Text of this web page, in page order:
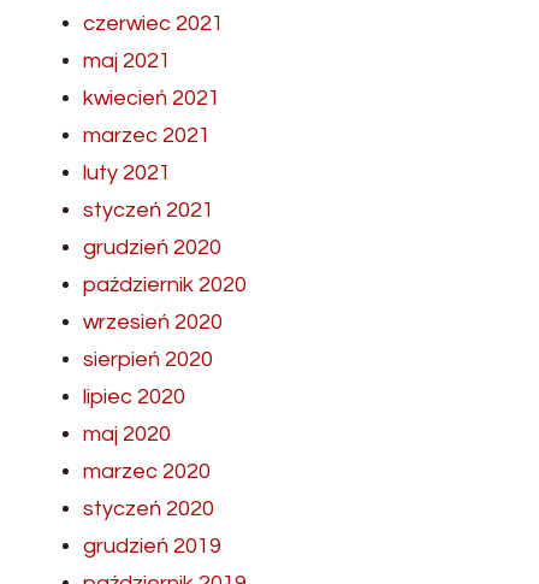
czerwiec 2021
maj 2021
kwiecień 2021
marzec 2021
luty 2021
styczeń 2021
grudzień 2020
październik 2020
wrzesień 2020
sierpień 2020
lipiec 2020
maj 2020
marzec 2020
styczeń 2020
grudzień 2019